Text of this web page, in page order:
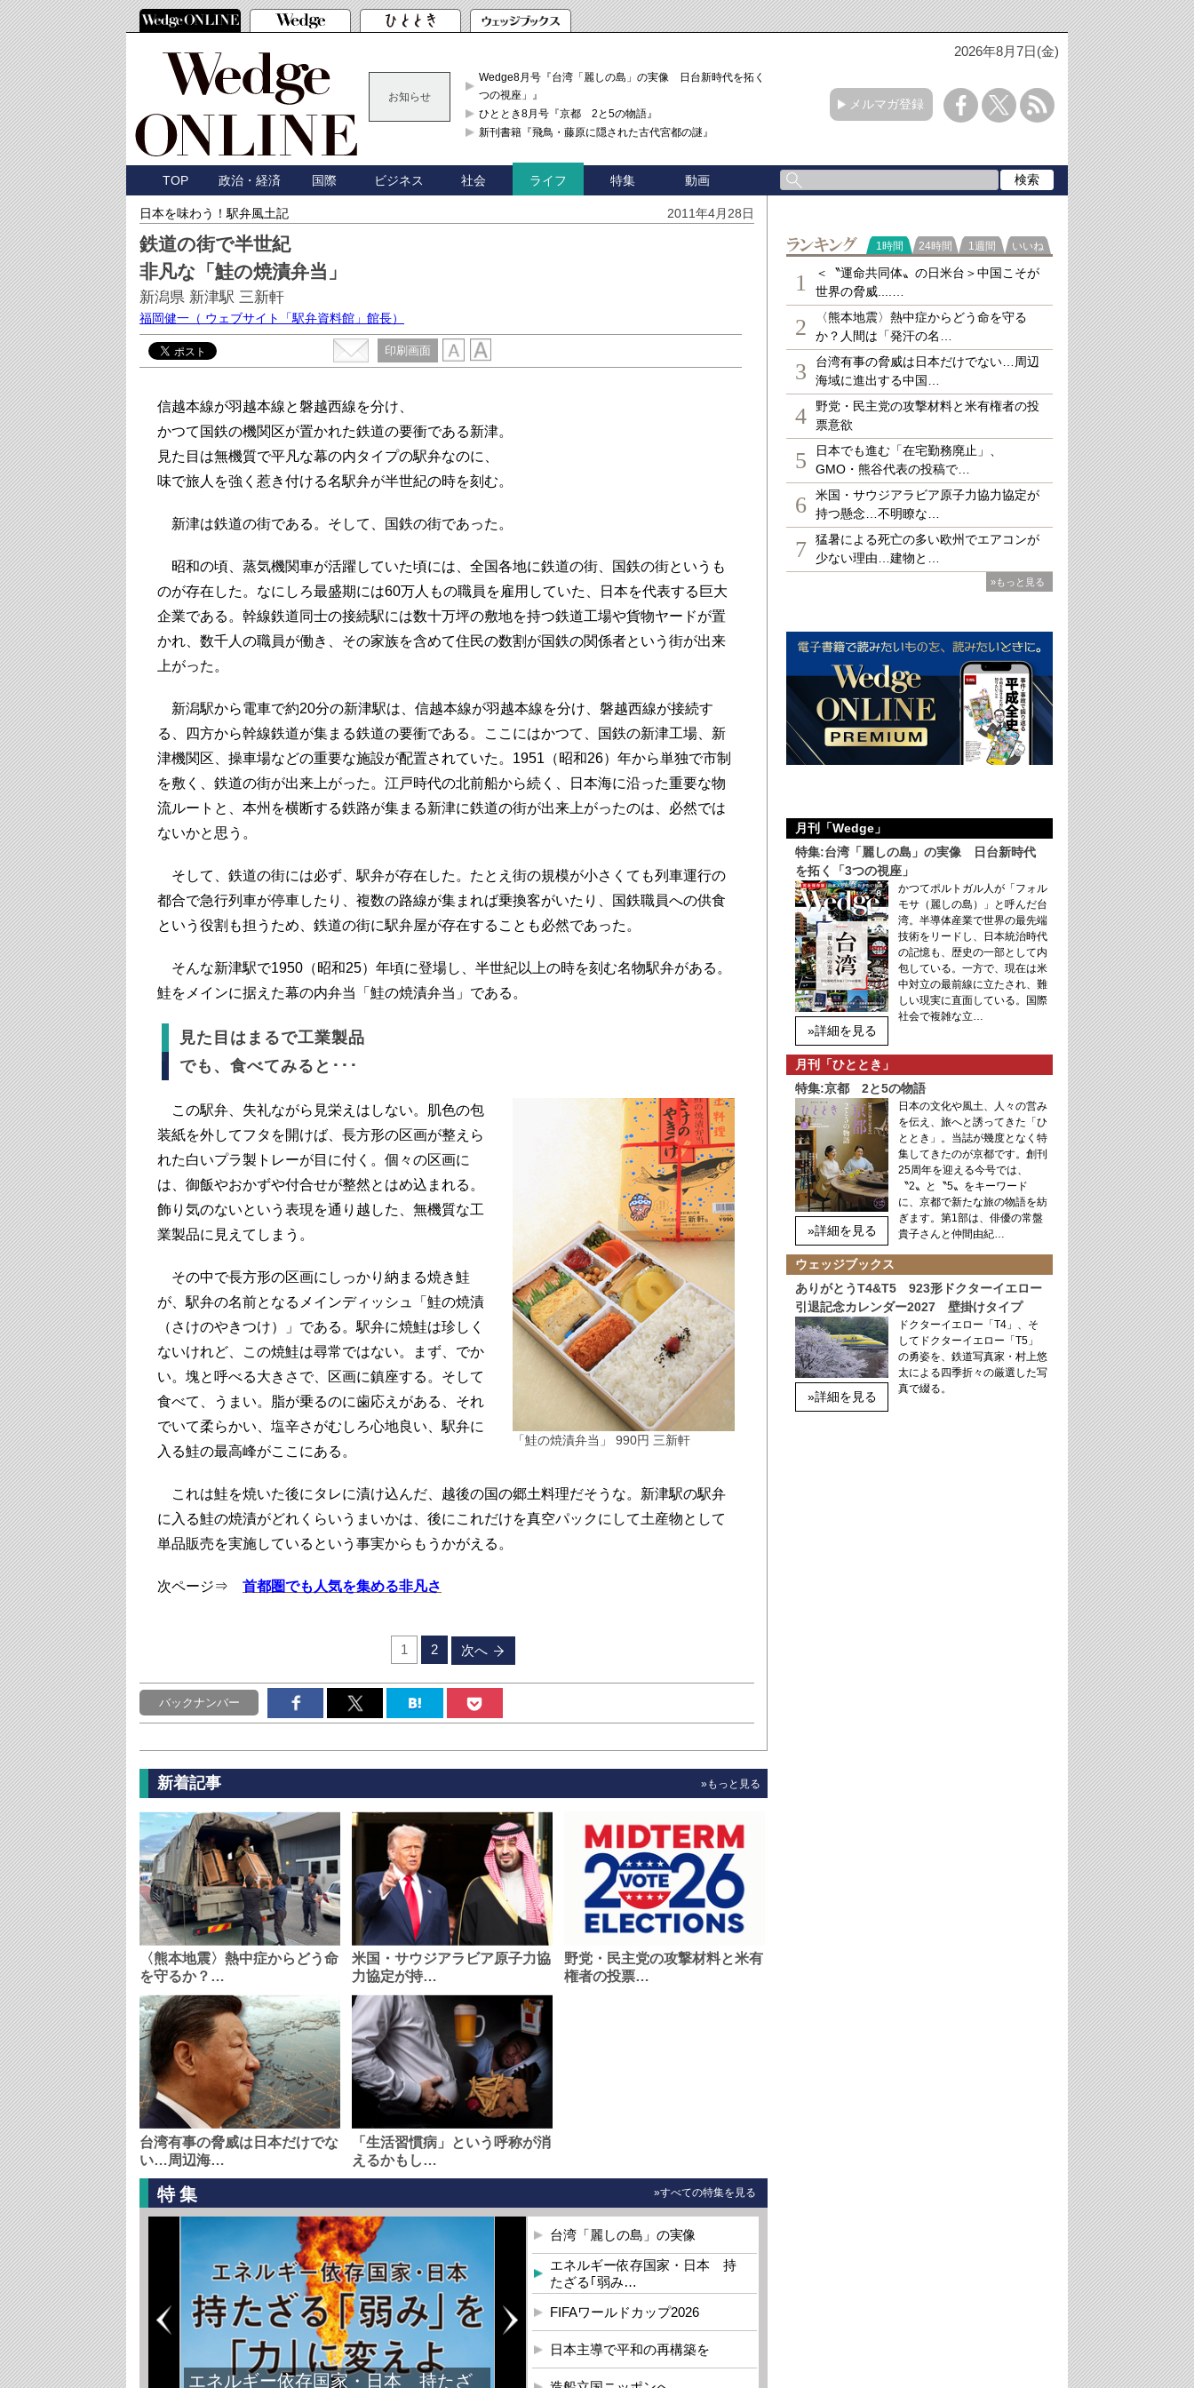
2026年8月7日(金)
お知らせ
Wedge8月号『台湾「麗しの島」の実像 日台新時代を拓く「3
つの視座」』
ひととき8月号『京都 2と5の物語』
新刊書籍『飛鳥・藤原に隠された古代宮都の謎』
メルマガ登録
TOP 政治・経済 国際 ビジネス 社会 ライフ 特集 動画
日本を味わう！駅弁風土記 2011年4月28日
鉄道の街で半世紀
非凡な「鮭の焼漬弁当」
新潟県 新津駅 三新軒
福岡健一 （ ウェブサイト「駅弁資料館」館長）
印刷画面
信越本線が羽越本線と磐越西線を分け、
かつて国鉄の機関区が置かれた鉄道の要衝である新津。
見た目は無機質で平凡な幕の内タイプの駅弁なのに、
味で旅人を強く惹き付ける名駅弁が半世紀の時を刻む。
新津は鉄道の街である。そして、国鉄の街であった。
昭和の頃、蒸気機関車が活躍していた頃には、全国各地に鉄道の街、国鉄の街というも
のが存在した。なにしろ最盛期には60万人もの職員を雇用していた、日本を代表する巨大
企業である。幹線鉄道同士の接続駅には数十万坪の敷地を持つ鉄道工場や貨物ヤードが置
かれ、数千人の職員が働き、その家族を含めて住民の数割が国鉄の関係者という街が出来
上がった。
新潟駅から電車で約20分の新津駅は、信越本線が羽越本線を分け、磐越西線が接続す
る、四方から幹線鉄道が集まる鉄道の要衝である。ここにはかつて、国鉄の新津工場、新
津機関区、操車場などの重要な施設が配置されていた。1951（昭和26）年から単独で市制
を敷く、鉄道の街が出来上がった。江戸時代の北前船から続く、日本海に沿った重要な物
流ルートと、本州を横断する鉄路が集まる新津に鉄道の街が出来上がったのは、必然では
ないかと思う。
そして、鉄道の街には必ず、駅弁が存在した。たとえ街の規模が小さくても列車運行の
都合で急行列車が停車したり、複数の路線が集まれば乗換客がいたり、国鉄職員への供食
という役割も担うため、鉄道の街に駅弁屋が存在することも必然であった。
そんな新津駅で1950（昭和25）年頃に登場し、半世紀以上の時を刻む名物駅弁がある。
鮭をメインに据えた幕の内弁当「鮭の焼漬弁当」である。
見た目はまるで工業製品
でも、食べてみると･･･
「鮭の焼漬弁当」 990円 三新軒
この駅弁、失礼ながら見栄えはしない。肌色の包
装紙を外してフタを開けば、長方形の区画が整えら
れた白いプラ製トレーが目に付く。個々の区画に
は、御飯やおかずや付合せが整然とはめ込まれる。
飾り気のないという表現を通り越した、無機質な工
業製品に見えてしまう。
その中で長方形の区画にしっかり納まる焼き鮭
が、駅弁の名前となるメインディッシュ「鮭の焼漬
（さけのやきつけ）」である。駅弁に焼鮭は珍しく
ないけれど、この焼鮭は尋常ではない。まず、でか
い。塊と呼べる大きさで、区画に鎮座する。そして
食べて、うまい。脂が乗るのに歯応えがある、それ
でいて柔らかい、塩辛さがむしろ心地良い、駅弁に
入る鮭の最高峰がここにある。
これは鮭を焼いた後にタレに漬け込んだ、越後の国の郷土料理だそうな。新津駅の駅弁
に入る鮭の焼漬がどれくらいうまいかは、後にこれだけを真空パックにして土産物として
単品販売を実施しているという事実からもうかがえる。
次ページ⇒ 首都圏でも人気を集める非凡さ
1 2 次へ
バックナンバー
新着記事 »もっと見る
〈熊本地震〉熱中症からどう命
を守るか？…
米国・サウジアラビア原子力協
力協定が持…
野党・民主党の攻撃材料と米有
権者の投票…
台湾有事の脅威は日本だけでな
い…周辺海…
「生活習慣病」という呼称が消
えるかもし…
特集 »すべての特集を見る
エネルギー依存国家・日本 持たざ
台湾「麗しの島」の実像
エネルギー依存国家・日本 持
たざる｢弱み…
FIFAワールドカップ2026
日本主導で平和の再構築を
ランキング
1時間 24時間 1週間 いいね
1
＜〝運命共同体〟の日米台＞中国こそが
世界の脅威....…
2
〈熊本地震〉熱中症からどう命を守る
か？人間は「発汗の名…
3
台湾有事の脅威は日本だけでない…周辺
海域に進出する中国…
4
野党・民主党の攻撃材料と米有権者の投
票意欲
5
日本でも進む「在宅勤務廃止」、
GMO・熊谷代表の投稿で…
6
米国・サウジアラビア原子力協力協定が
持つ懸念…不明瞭な…
7
猛暑による死亡の多い欧州でエアコンが
少ない理由…建物と…
»もっと見る
月刊「Wedge」
特集:台湾「麗しの島」の実像 日台新時代
を拓く「3つの視座」
»詳細を見る
かつてポルトガル人が「フォル
モサ（麗しの島）」と呼んだ台
湾。半導体産業で世界の最先端
技術をリードし、日本統治時代
の記憶も、歴史の一部として内
包している。一方で、現在は米
中対立の最前線に立たされ、難
しい現実に直面している。国際
社会で複雑な立…
月刊「ひととき」
特集:京都 2と5の物語
»詳細を見る
日本の文化や風土、人々の営み
を伝え、旅へと誘ってきた「ひ
ととき」。当誌が幾度となく特
集してきたのが京都です。創刊
25周年を迎える今号では、
〝2〟と〝5〟をキーワード
に、京都で新たな旅の物語を紡
ぎます。第1部は、俳優の常盤
貴子さんと仲間由紀…
ウェッジブックス
ありがとうT4&T5 923形ドクターイエロー
引退記念カレンダー2027 壁掛けタイプ
»詳細を見る
ドクターイエロー「T4」、そ
してドクターイエロー「T5」
の勇姿を、鉄道写真家・村上悠
太による四季折々の厳選した写
真で綴る。